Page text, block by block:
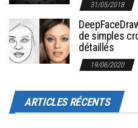
31/05/2018
de simples
détaillés
19/06/2020
ARTICLES RÉCENTS